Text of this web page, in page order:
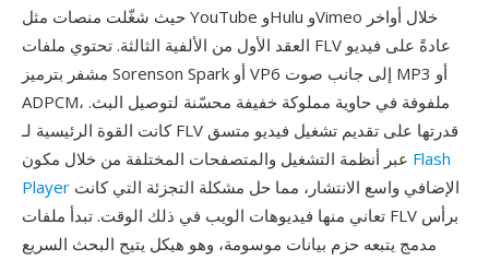
حيث شغّلت منصات مثل YouTube وHulu وVimeo خلال أواخر
العقد الأول من الألفية الثالثة. تحتوي ملفات FLV عادةً على فيديو
مشفر بترميز Sorenson Spark أو VP6 إلى جانب صوت MP3 أو
ADPCM، ملفوفة في حاوية مملوكة خفيفة محسّنة لتوصيل البث.
كانت القوة الرئيسية لـ FLV قدرتها على تقديم تشغيل فيديو متسق
Flash
Player
تعاني منها فيديوهات الويب في ذلك الوقت. تبدأ ملفات FLV برأس
مدمج يتبعه حزم بيانات موسومة، وهو هيكل يتيح البحث السريع